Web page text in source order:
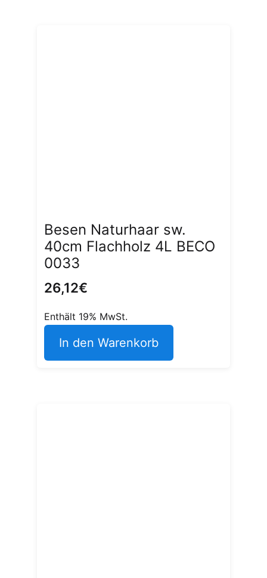
Besen Naturhaar sw.
40cm Flachholz 4L BECO
0033
26,12€
Enthält 19% MwSt.
In den Warenkorb